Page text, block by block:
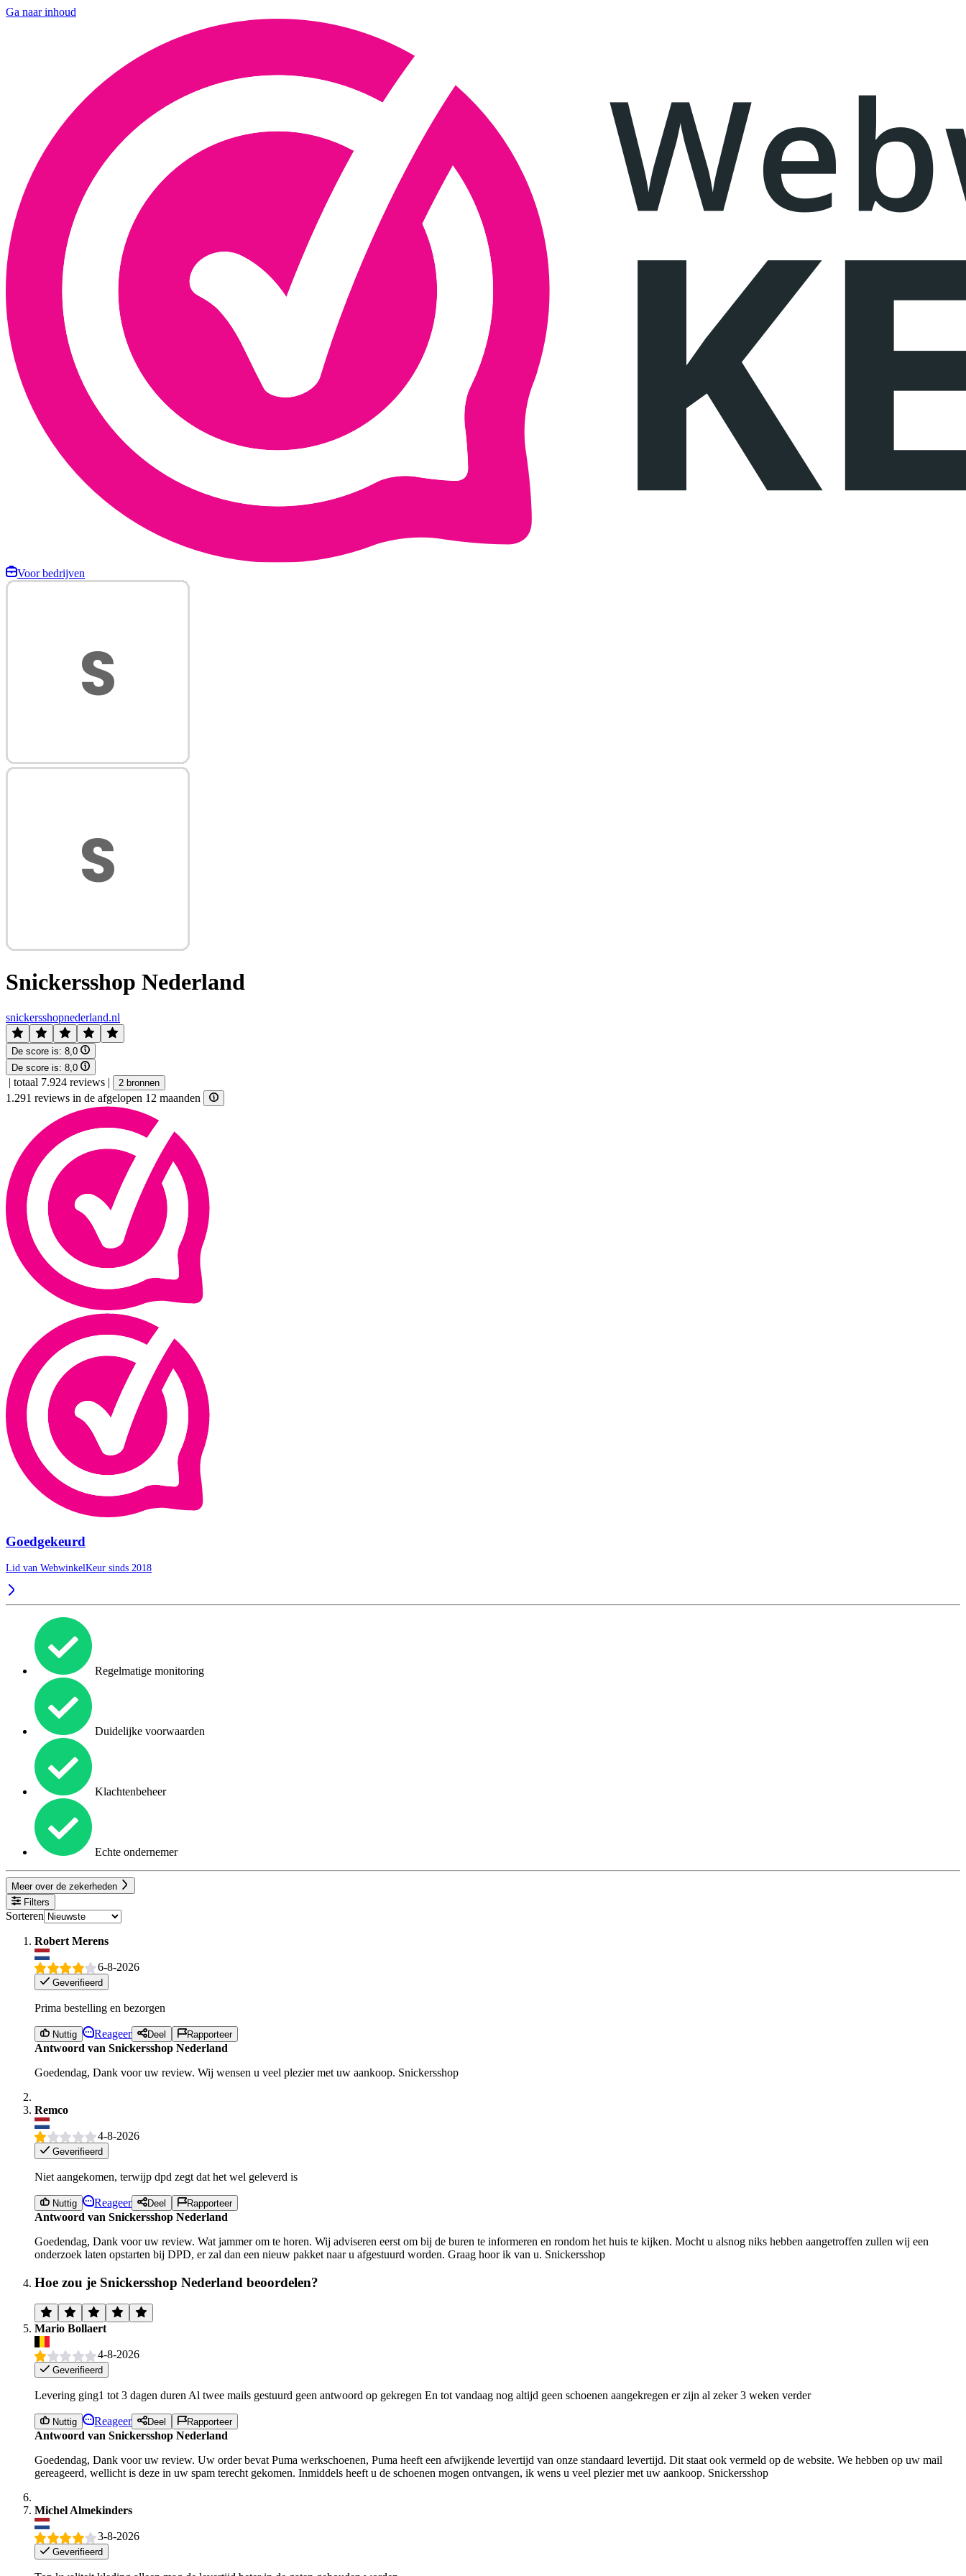
Ga naar inhoud
Voor bedrijven
Snickersshop Nederland
snickersshopnederland.nl
De score is: 8,0
De score is: 8,0
| totaal 7.924 reviews | 2 bronnen
1.291 reviews in de afgelopen 12 maanden
Goedgekeurd
Lid van WebwinkelKeur sinds 2018
Regelmatige monitoring
Duidelijke voorwaarden
Klachtenbeheer
Echte ondernemer
Meer over de zekerheden
Filters
Sorteren
Robert Merens
6-8-2026
Geverifieerd
Prima bestelling en bezorgen
Nuttig Reageer Deel Rapporteer
Antwoord van Snickersshop Nederland
Goedendag, Dank voor uw review. Wij wensen u veel plezier met uw aankoop. Snickersshop
Remco
4-8-2026
Geverifieerd
Niet aangekomen, terwijp dpd zegt dat het wel geleverd is
Nuttig Reageer Deel Rapporteer
Antwoord van Snickersshop Nederland
Goedendag, Dank voor uw review. Wat jammer om te horen. Wij adviseren eerst om bij de buren te informeren en rondom het huis te kijken. Mocht u alsnog niks hebben aangetroffen zullen wij een
onderzoek laten opstarten bij DPD, er zal dan een nieuw pakket naar u afgestuurd worden. Graag hoor ik van u. Snickersshop
Hoe zou je Snickersshop Nederland beoordelen?
Mario Bollaert
4-8-2026
Geverifieerd
Levering ging1 tot 3 dagen duren Al twee mails gestuurd geen antwoord op gekregen En tot vandaag nog altijd geen schoenen aangekregen er zijn al zeker 3 weken verder
Nuttig Reageer Deel Rapporteer
Antwoord van Snickersshop Nederland
Goedendag, Dank voor uw review. Uw order bevat Puma werkschoenen, Puma heeft een afwijkende levertijd van onze standaard levertijd. Dit staat ook vermeld op de website. We hebben op uw mail
gereageerd, wellicht is deze in uw spam terecht gekomen. Inmiddels heeft u de schoenen mogen ontvangen, ik wens u veel plezier met uw aankoop. Snickersshop
Michel Almekinders
3-8-2026
Geverifieerd